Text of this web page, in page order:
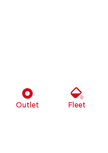
Outlet Fleet